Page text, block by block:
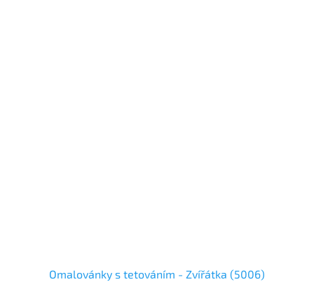
Omalovánky s tetováním - Zvířátka (5006)